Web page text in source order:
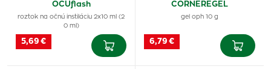
OCUflash
roztok na očnú instiláciu 2x10 ml (2
0 ml)
5,69 €
CORNEREGEL
gel oph 10 g
6,79 €